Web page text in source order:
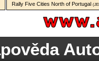
Rally Five Cities North of Portugal